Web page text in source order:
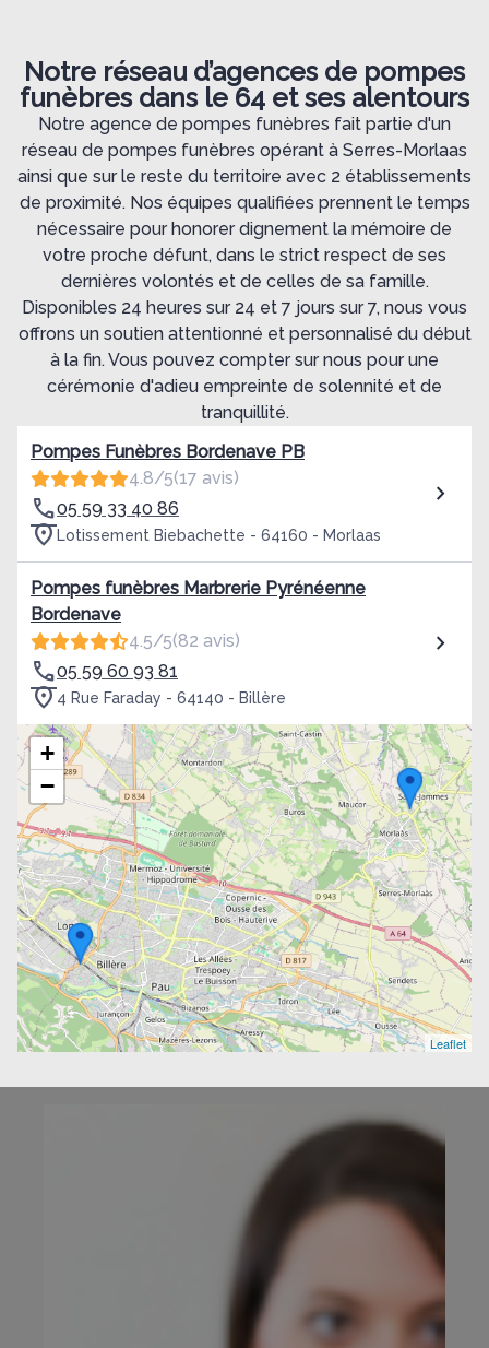
Notre réseau d’agences de pompes
funèbres dans le 64 et ses alentours
Notre agence de pompes funèbres fait partie d'un
réseau de pompes funèbres opérant à Serres-Morlaas
ainsi que sur le reste du territoire avec 2 établissements
de proximité. Nos équipes qualifiées prennent le temps
nécessaire pour honorer dignement la mémoire de
votre proche défunt, dans le strict respect de ses
dernières volontés et de celles de sa famille.
Disponibles 24 heures sur 24 et 7 jours sur 7, nous vous
offrons un soutien attentionné et personnalisé du début
à la fin. Vous pouvez compter sur nous pour une
cérémonie d'adieu empreinte de solennité et de
tranquillité.
Pompes Funèbres Bordenave PB
4.8/5(17 avis)
05 59 33 40 86
Lotissement Biebachette - 64160 - Morlaas
Pompes funèbres Marbrerie Pyrénéenne
Bordenave
4.5/5(82 avis)
05 59 60 93 81
4 Rue Faraday - 64140 - Billère
+
−
Leaflet